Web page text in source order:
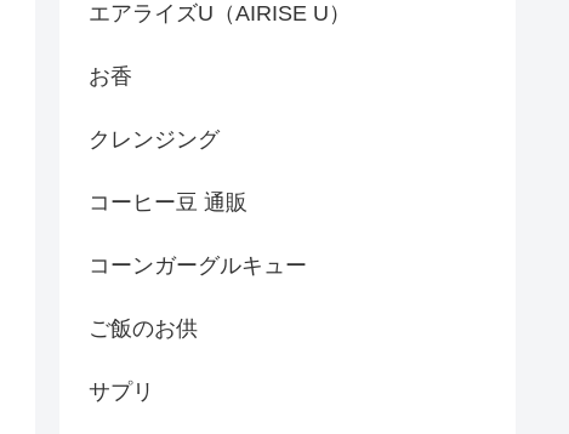
エアライズU（AIRISE U）
お香
クレンジング
コーヒー豆 通販
コーンガーグルキュー
ご飯のお供
サプリ